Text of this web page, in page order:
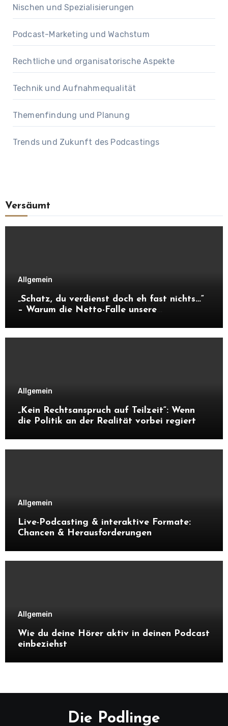
Nischen und Spezialisierungen
Podcast-Marketing und Wachstum
Rechtliche und organisatorische Aspekte
Technik und Aufnahmequalität
Themenfindung und Planung
Trends und Zukunft des Podcastings
Versäumt
Allgemein
„Schatz, du verdienst doch eh fast nichts…“
– Warum die Netto-Falle unsere
Allgemein
„Kein Rechtsanspruch auf Teilzeit“: Wenn
die Politik an der Realität vorbei regiert
Allgemein
Live-Podcasting & interaktive Formate:
Chancen & Herausforderungen
Allgemein
Wie du deine Hörer aktiv in deinen Podcast
einbeziehst
Die Podlinge